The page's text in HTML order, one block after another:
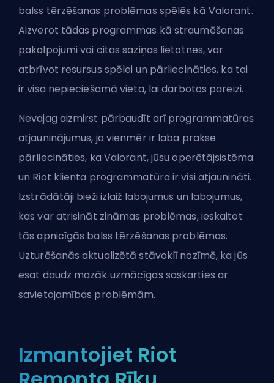
balss tērzēšanas problēmas spēlēs kā Valorant.
Aizverot tādas programmas kā straumēšanas
pakalpojumi vai citas saziņas lietotnes, var
atbrīvot resursus spēlei un pārliecināties, ka tai
ir visa nepieciešamā vieta, lai darbotos pareizi.
Nevajag aizmirst pārbaudīt arī programmatūras
atjauninājumus, jo vienmēr ir laba prakse
pārliecināties, ka Valorant, jūsu operētājsistēma
un Riot klienta programmatūra ir visi atjaunināti.
Izstrādātāji bieži izlaiž labojumus un labojumus,
kas var atrisināt zināmas problēmas, ieskaitot
tās apnicīgās balss tērzēšanas problēmas.
Uzturēšanās aktualizētā stāvoklī nozīmē, ka jūs
esat daudz mazāk uzmācīgas saskarties ar
savietojamības problēmām.
Izmantojiet Riot